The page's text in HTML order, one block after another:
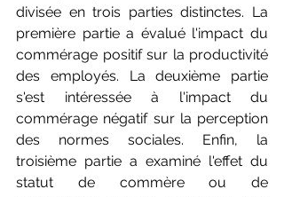
divisée en trois parties distinctes. La
première partie a évalué l'impact du
commérage positif sur la productivité
des employés. La deuxième partie
s'est intéressée à l'impact du
commérage négatif sur la perception
des normes sociales. Enfin, la
troisième partie a examiné l'effet du
statut de commère ou de